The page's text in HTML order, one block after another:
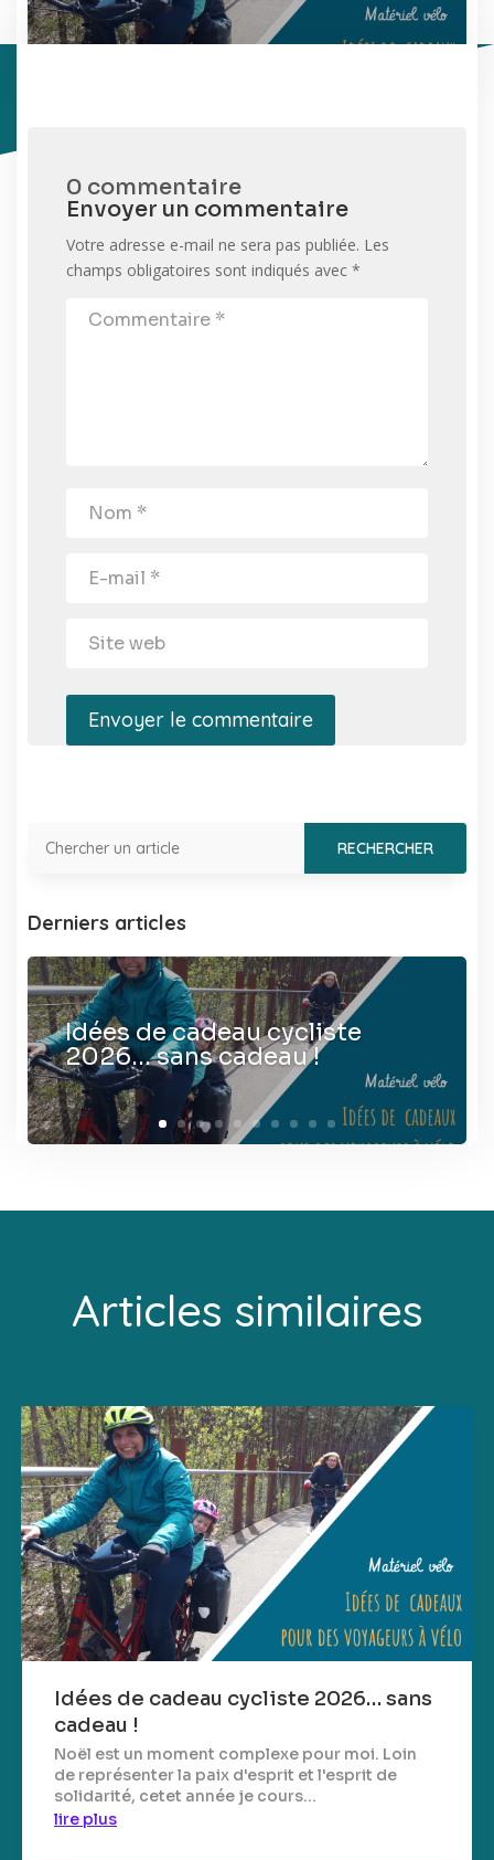
0 commentaire
Envoyer un commentaire
Votre adresse e-mail ne sera pas publiée. Les
champs obligatoires sont indiqués avec *
Envoyer le commentaire
Derniers articles
Idées de cadeau cycliste
2026… sans cadeau !
Articles similaires
Idées de cadeau cycliste 2026… sans
cadeau !
Noël est un moment complexe pour moi. Loin
de représenter la paix d'esprit et l'esprit de
solidarité, cetet année je cours...
lire plus